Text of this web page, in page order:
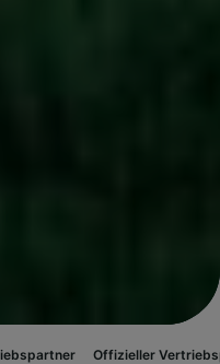
Offizieller Vertriebspartner